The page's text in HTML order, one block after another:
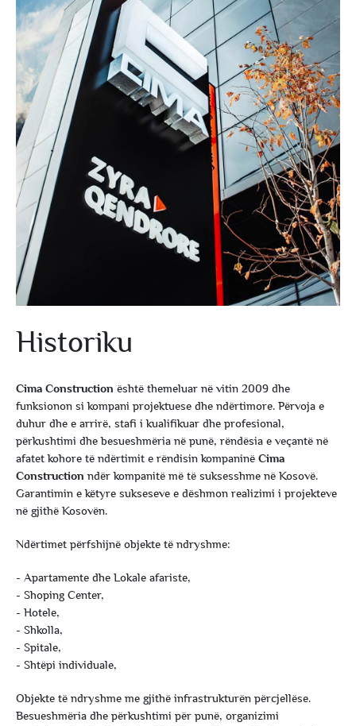
Historiku
Cima Construction është themeluar në vitin 2009 dhe
funksionon si kompani projektuese dhe ndërtimore. Përvoja e
duhur dhe e arrirë, stafi i kualifikuar dhe profesional,
përkushtimi dhe besueshmëria në punë, rëndësia e veçantë në
afatet kohore të ndërtimit e rëndisin kompaninë Cima
Construction ndër kompanitë më të suksesshme në Kosovë.
Garantimin e këtyre sukseseve e dëshmon realizimi i projekteve
në gjithë Kosovën.
Ndërtimet përfshijnë objekte të ndryshme:
- Apartamente dhe Lokale afariste,
- Shoping Center,
- Hotele,
- Shkolla,
- Spitale,
- Shtëpi individuale,
Objekte të ndryshme me gjithë infrastrukturën përcjellëse.
Besueshmëria dhe përkushtimi për punë, organizimi